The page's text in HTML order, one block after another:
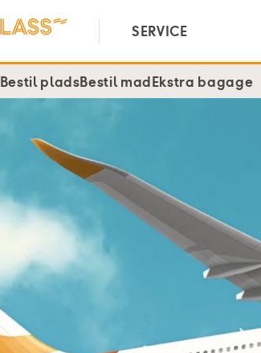
SERVICE
Bestil pladsBestil madEkstra bagage